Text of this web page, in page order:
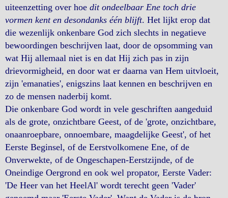
uiteenzetting over hoe dit ondeelbaar Ene toch drie
vormen kent en desondanks één blijft. Het lijkt erop dat
die wezenlijk onkenbare God zich slechts in negatieve
bewoordingen beschrijven laat, door de opsomming van
wat Hij allemaal niet is en dat Hij zich pas in zijn
drievormigheid, en door wat er daarna van Hem uitvloeit,
zijn 'emanaties', enigszins laat kennen en beschrijven en
zo de mensen naderbij komt.
Die onkenbare God wordt in vele geschriften aangeduid
als de grote, onzichtbare Geest, of de 'grote, onzichtbare,
onaanroepbare, onnoembare, maagdelijke Geest', of het
Eerste Beginsel, of de Eerstvolkomene Ene, of de
Onverwekte, of de Ongeschapen-Eerstzijnde, of de
Oneindige Oergrond en ook wel propator, Eerste Vader:
'De Heer van het HeelAl' wordt terecht geen 'Vader'